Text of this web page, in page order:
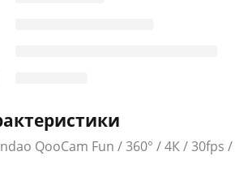
QooCam Fun / 360° / 4К / 30fps /